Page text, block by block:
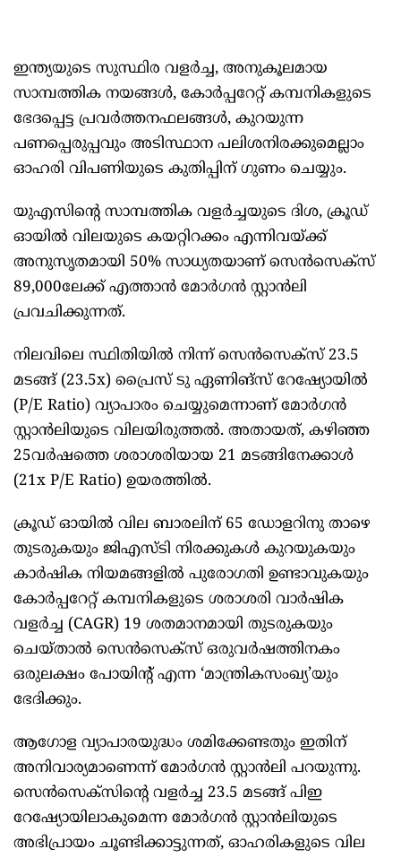
ഇന്ത്യയുടെ സുസ്ഥിര വളർച്ച, അനുകൂലമായ
സാമ്പത്തിക നയങ്ങൾ, കോർപ്പറേറ്റ് കമ്പനികളുടെ
ഭേദപ്പെട്ട പ്രവർത്തനഫലങ്ങൾ, കുറയുന്ന
പണപ്പെരുപ്പവും അടിസ്ഥാന പലിശനിരക്കുമെല്ലാം
ഓഹരി വിപണിയുടെ കുതിപ്പിന് ഗുണം ചെയ്യും.
യുഎസിന്റെ സാമ്പത്തിക വളർച്ചയുടെ ദിശ, ക്രൂഡ്
ഓയിൽ വിലയുടെ കയറ്റിറക്കം എന്നിവയ്ക്ക്
അനുസൃതമായി 50% സാധ്യതയാണ് സെൻസെക്സ്
89,000ലേക്ക് എത്താൻ മോർഗൻ സ്റ്റാൻലി
പ്രവചിക്കുന്നത്.
നിലവിലെ സ്ഥിതിയിൽ നിന്ന് സെൻസെക്സ് 23.5
മടങ്ങ് (23.5x) പ്രൈസ് ടു ഏണിങ്സ് റേഷ്യോയിൽ
(P/E Ratio) വ്യാപാരം ചെയ്യുമെന്നാണ് മോർഗൻ
സ്റ്റാൻലിയുടെ വിലയിരുത്തൽ. അതായത്, കഴിഞ്ഞ
25വർഷത്തെ ശരാശരിയായ 21 മടങ്ങിനേക്കാൾ
(21x P/E Ratio) ഉയരത്തിൽ.
ക്രൂഡ് ഓയിൽ വില ബാരലിന് 65 ഡോളറിനു താഴെ
തുടരുകയും ജിഎസ്ടി നിരക്കുകൾ കുറയുകയും
കാർഷിക നിയമങ്ങളിൽ പുരോഗതി ഉണ്ടാവുകയും
കോർപ്പറേറ്റ് കമ്പനികളുടെ ശരാശരി വാർഷിക
വളർച്ച (CAGR) 19 ശതമാനമായി തുടരുകയും
ചെയ്താൽ സെൻസെക്സ് ഒരുവർഷത്തിനകം
ഒരുലക്ഷം പോയിന്റ് എന്ന ‘മാന്ത്രികസംഖ്യ’യും
ഭേദിക്കും.
ആഗോള വ്യാപാരയുദ്ധം ശമിക്കേണ്ടതും ഇതിന്
അനിവാര്യമാണെന്ന് മോർഗൻ സ്റ്റാൻലി പറയുന്നു.
സെൻസെക്സിന്റെ വളർച്ച 23.5 മടങ്ങ് പിഇ
റേഷ്യോയിലാകുമെന്ന മോർഗൻ സ്റ്റാൻലിയുടെ
അഭിപ്രായം ചൂണ്ടിക്കാട്ടുന്നത്, ഓഹരികളുടെ വില